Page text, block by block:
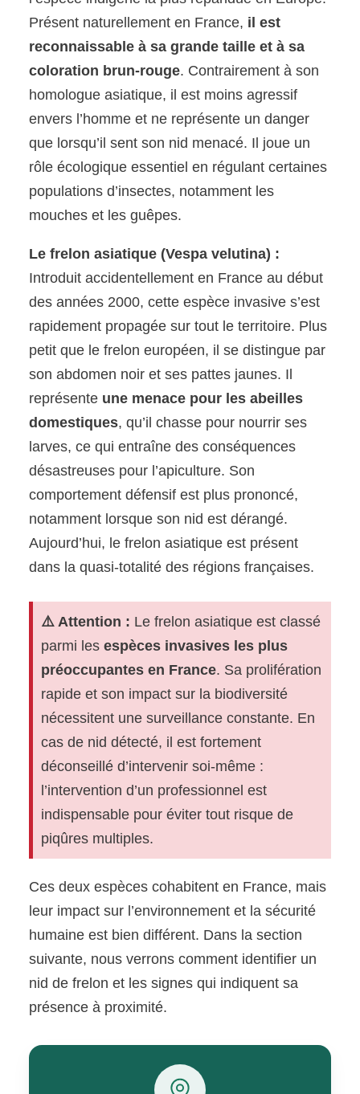
Présent naturellement en France, il est
reconnaissable à sa grande taille et à sa
coloration brun-rouge. Contrairement à son
homologue asiatique, il est moins agressif
envers l’homme et ne représente un danger
que lorsqu’il sent son nid menacé. Il joue un
rôle écologique essentiel en régulant certaines
populations d’insectes, notamment les
mouches et les guêpes.
Le frelon asiatique (Vespa velutina) :
Introduit accidentellement en France au début
des années 2000, cette espèce invasive s’est
rapidement propagée sur tout le territoire. Plus
petit que le frelon européen, il se distingue par
son abdomen noir et ses pattes jaunes. Il
représente une menace pour les abeilles
domestiques, qu’il chasse pour nourrir ses
larves, ce qui entraîne des conséquences
désastreuses pour l’apiculture. Son
comportement défensif est plus prononcé,
notamment lorsque son nid est dérangé.
Aujourd’hui, le frelon asiatique est présent
dans la quasi-totalité des régions françaises.
⚠️ Attention : Le frelon asiatique est classé
parmi lesespèces invasives les plus
préoccupantes en France. Sa prolifération
rapide et son impact sur la biodiversité
nécessitent une surveillance constante. En
cas de nid détecté, il est fortement
déconseillé d’intervenir soi-même :
l’intervention d’un professionnel est
indispensable pour éviter tout risque de
piqûres multiples.
Ces deux espèces cohabitent en France, mais
leur impact sur l’environnement et la sécurité
humaine est bien différent. Dans la section
suivante, nous verrons comment identifier un
nid de frelon et les signes qui indiquent sa
présence à proximité.